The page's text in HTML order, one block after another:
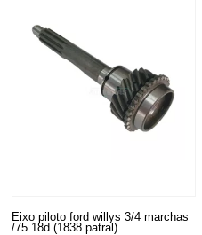
Eixo piloto ford willys 3/4 marchas
/75 18d (1838 patral)